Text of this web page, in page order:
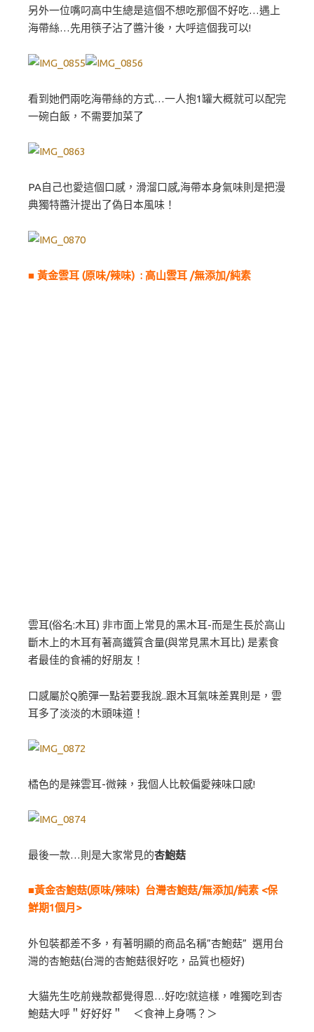
另外一位嘴叼高中生總是這個不想吃那個不好吃…遇上
海帶絲…先用筷子沾了醬汁後，大呼這個我可以!
看到她們兩吃海帶絲的方式…一人抱1罐大概就可以配完
一碗白飯，不需要加菜了
PA自己也愛這個口感，滑溜口感,海帶本身氣味則是把漫
典獨特醬汁提出了偽日本風味！
■ 黃金雲耳 (原味/辣味) : 高山雲耳 /無添加/純素
雲耳(俗名:木耳) 非市面上常見的黑木耳-而是生長於高山
斷木上的木耳有著高鐵質含量(與常見黑木耳比) 是素食
者最佳的食補的好朋友！
口感屬於Q脆彈一點若要我說..跟木耳氣味差異則是，雲
耳多了淡淡的木頭味道！
橘色的是辣雲耳-微辣，我個人比較偏愛辣味口感!
最後一款…則是大家常見的杏鮑菇
■黃金杏鮑菇(原味/辣味) 台灣杏鮑菇/無添加/純素 <保
鮮期1個月>
外包裝都差不多，有著明顯的商品名稱”杏鮑菇” 選用台
灣的杏鮑菇(台灣的杏鮑菇很好吃，品質也極好)
大貓先生吃前幾款都覺得恩…好吃!就這樣，唯獨吃到杏
鮑菇大呼＂好好好＂ ＜食神上身嗎？＞